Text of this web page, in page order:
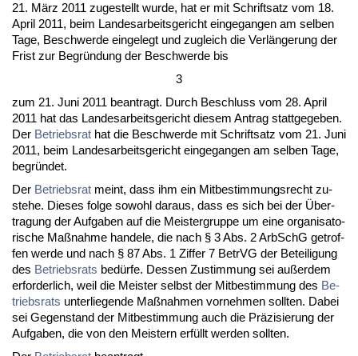
21. März 2011 zu­ge­stellt wur­de, hat er mit Schrift­satz vom 18.
April 2011, beim Lan­des­ar­beits­ge­richt ein­ge­gan­gen am sel­ben
Ta­ge, Be­schwer­de ein­ge­legt und zu­gleich die Verlänge­rung der
Frist zur Be­gründung der Be­schwer­de bis
3
zum 21. Ju­ni 2011 be­an­tragt. Durch Be­schluss vom 28. April
2011 hat das Lan­des­ar­beits­ge­richt die­sem An­trag statt­ge­ge­ben.
Der Be­triebs­rat hat die Be­schwer­de mit Schrift­satz vom 21. Ju­ni
2011, beim Lan­des­ar­beits­ge­richt ein­ge­gan­gen am sel­ben Ta­ge,
be­gründet.
Der Be­triebs­rat meint, dass ihm ein Mit­be­stim­mungs­recht zu­
ste­he. Die­ses fol­ge so­wohl dar­aus, dass es sich bei der Über­
tra­gung der Auf­ga­ben auf die Meis­ter­grup­pe um ei­ne or­ga­ni­sa­to­
ri­sche Maßnah­me han­de­le, die nach § 3 Abs. 2 Ar­bSchG ge­trof­
fen wer­de und nach § 87 Abs. 1 Zif­fer 7 Be­trVG der Be­tei­li­gung
des Be­triebs­rats bedürfe. Des­sen Zu­stim­mung sei außer­dem
er­for­der­lich, weil die Meis­ter selbst der Mit­be­stim­mung des Be­
triebs­rats un­ter­lie­gen­de Maßnah­men vor­neh­men soll­ten. Da­bei
sei Ge­gen­stand der Mit­be­stim­mung auch die Präzi­sie­rung der
Auf­ga­ben, die von den Meis­tern erfüllt wer­den soll­ten.